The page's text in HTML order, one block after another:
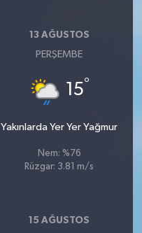
13 AĞUSTOS
PERŞEMBE
15°
Yakınlarda Yer Yer Yağmur
Nem: %76
Rüzgar: 3.81 m/s
15 AĞUSTOS